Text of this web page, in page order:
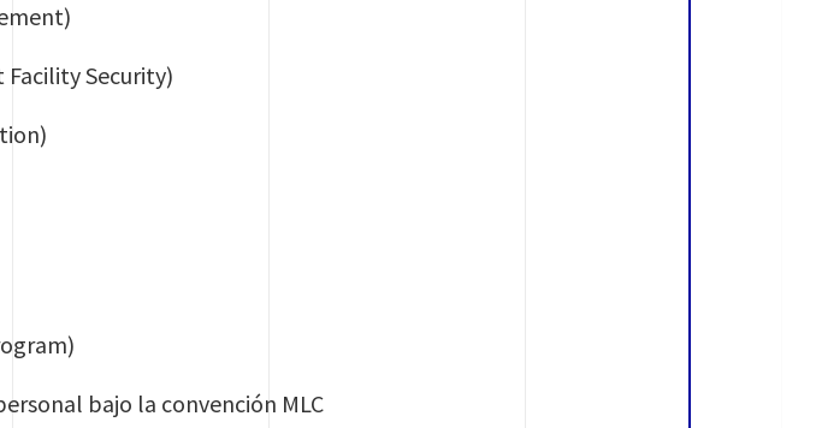
Security)
bajo la convención MLC